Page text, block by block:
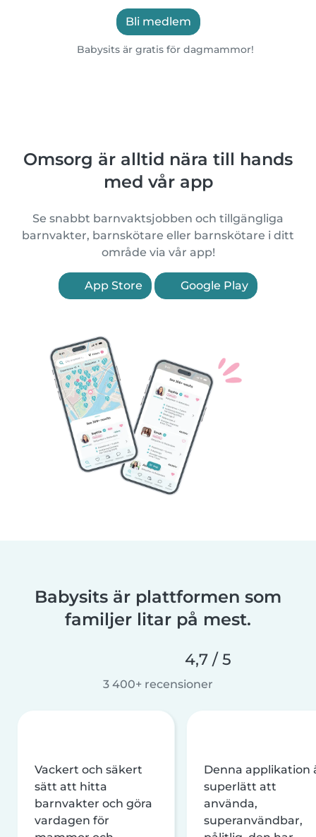
Bli medlem
Babysits är gratis för dagmammor!
Omsorg är alltid nära till hands
med vår app
Se snabbt barnvaktsjobben och tillgängliga
barnvakter, barnskötare eller barnskötare i ditt
område via vår app!
App Store Google Play
Babysits är plattformen som
familjer litar på mest.
4,7 / 5
3 400+ recensioner
Vackert och säkert
sätt att hitta
barnvakter och göra
vardagen för
Denna applikation
superlätt att
använda,
superanvändbar,